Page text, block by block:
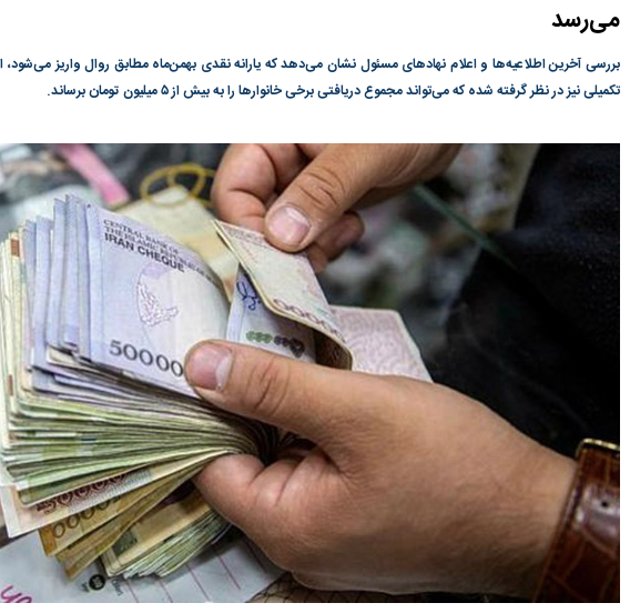
می‌رسد
بررسی آخرین اطلاعیه‌ها و اعلام نهاد‌های مسئول نشان می‌دهد که یارانه نقدی بهمن‌ماه مطابق روال واریز می‌شود،
تکمیلی نیز در نظر گرفته شده که می‌تواند مجموع دریافتی برخی خانوار‌ها را به بیش از ۵ میلیون تومان برساند.
مطالعه رفتار هیستریک صدا و سیما علیه
واشنگتن را زمین زد
پرواز ۱۰۰ هزار واحدی شاخص کل بورس بورس تهران